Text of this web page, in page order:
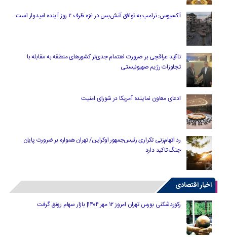
آکسیوس: ترامپ به توافق آتش‌بس در غزه ظرف ۲ روز آینده امیدوار است
تاکید عراقچی بر ضرورت اهتمام جدی‌تر کشورهای منطقه به مقابله با
تجاوزات رژیم صهیونیستی
ادعای معاون نماینده آمریکا در شورای امنیت
رد اتهام‌زنی تکراری رئیس‌جمهور اوکراین/ تهران همواره بر ضرورت پایان
جنگ تاکید دارد
اخبار اقتصادی
رکوردشکنی بورس تهران امروز ۱۲ مهر ۱۴۰۴| بازار سهام رونق گرفت